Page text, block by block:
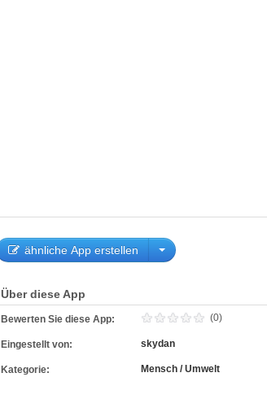
ähnliche App erstellen
Über diese App
Bewerten Sie diese App: (0)
Eingestellt von: skydan
Kategorie: Mensch / Umwelt